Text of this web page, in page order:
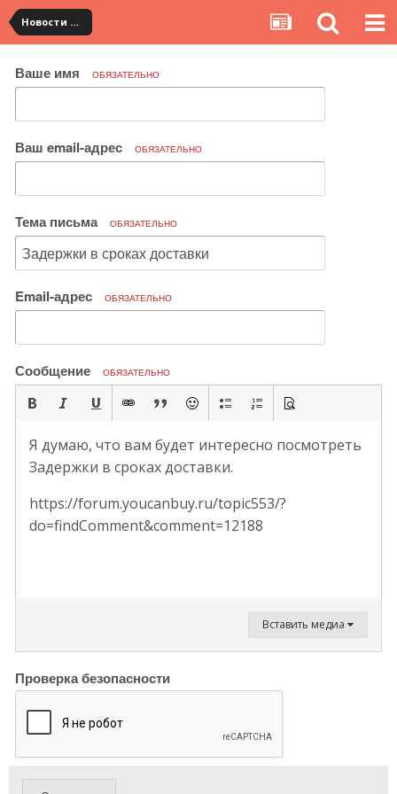
Новости сервиса
Ваше имя ОБЯЗАТЕЛЬНО
Ваш email-адрес ОБЯЗАТЕЛЬНО
Тема письма ОБЯЗАТЕЛЬНО
Email-адрес ОБЯЗАТЕЛЬНО
Сообщение ОБЯЗАТЕЛЬНО
Я думаю, что вам будет интересно посмотреть
Задержки в сроках доставки.
https://forum.youcanbuy.ru/topic553/?
do=findComment&comment=12188
Вставить медиа
Проверка безопасности